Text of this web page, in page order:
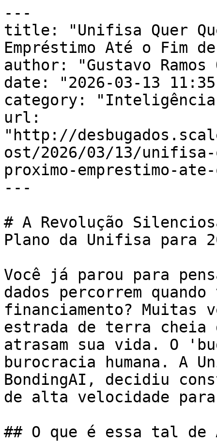
---
title: "Unifisa Quer Que
Empréstimo Até o Fim
author: "Gustavo
date: "2026-03-13
category:
url:
"http://
ost/2026/03/13/unifisa-
proximo-emprestimo-
---
# A Revolução
Plano da Unifisa para
Você já parou para
dados percorrem
financiamento? Muitas
estrada de terra cheia
atrasam sua vida. O
burocracia humana. A
BondingAI, decidiu
de alta velocidade
## O que é essa tal de